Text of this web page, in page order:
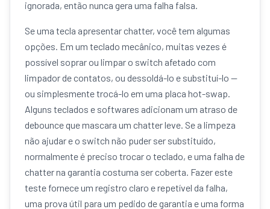
ignorada, então nunca gera uma falha falsa.
Se uma tecla apresentar chatter, você tem algumas
opções. Em um teclado mecânico, muitas vezes é
possível soprar ou limpar o switch afetado com
limpador de contatos, ou dessoldá-lo e substituí-lo —
ou simplesmente trocá-lo em uma placa hot-swap.
Alguns teclados e softwares adicionam um atraso de
debounce que mascara um chatter leve. Se a limpeza
não ajudar e o switch não puder ser substituído,
normalmente é preciso trocar o teclado, e uma falha de
chatter na garantia costuma ser coberta. Fazer este
teste fornece um registro claro e repetível da falha,
uma prova útil para um pedido de garantia e uma forma